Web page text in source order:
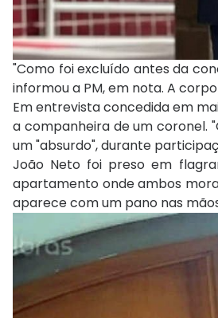
"Como foi excluído antes da
informou a PM, em nota. A
Em entrevista concedida em
a companheira de um coronel.
um "absurdo", durante
João Neto foi preso em
apartamento onde ambos
aparece com um pano nas